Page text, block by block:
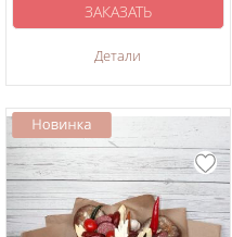
Детали
ЗАКАЗАТЬ